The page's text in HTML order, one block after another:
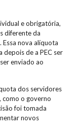
e obrigatória,
diferente da
nova alíquota
de a PEC ser
enviado ao
dos servidores
como o governo
foi tomada
novos